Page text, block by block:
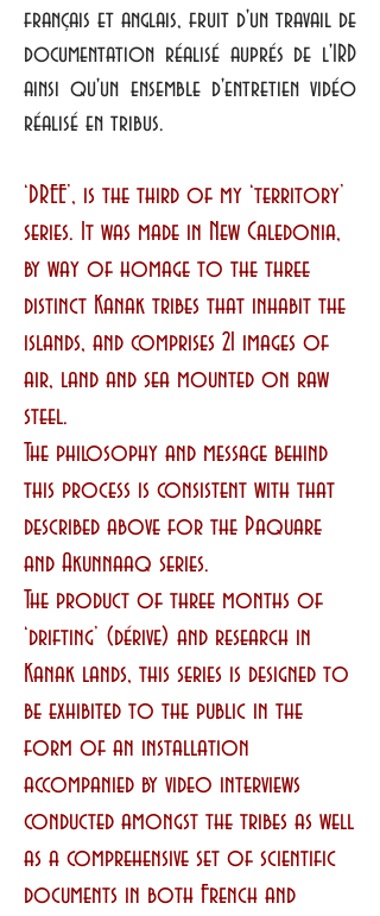
français et anglais, fruit d'un travail de
documentation réalisé auprés de l'IRD
ainsi qu'un ensemble d'entretien vidéo
réalisé en tribus.
‘DREE’, is the third of my ‘territory’
series. It was made in New Caledonia,
by way of homage to the three
distinct Kanak tribes that inhabit the
islands, and comprises 21 images of
air, land and sea mounted on raw
steel.
The philosophy and message behind
this process is consistent with that
described above for the Paquare
and Akunnaaq series.
The product of three months of
‘drifting’ (dérive) and research in
Kanak lands, this series is designed to
be exhibited to the public in the
form of an installation
accompanied by video interviews
conducted amongst the tribes as well
as a comprehensive set of scientific
documents in both French and